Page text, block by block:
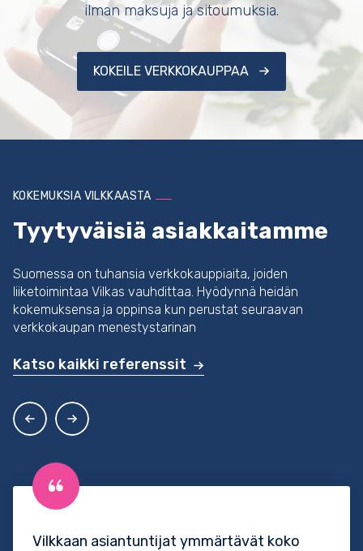
ilman maksuja ja sitoumuksia.
KOKEILE VERKKOKAUPPAA
KOKEMUKSIA VILKKAASTA
Tyytyväisiä asiakkaitamme
Suomessa on tuhansia verkkokauppiaita, joiden
liiketoimintaa Vilkas vauhdittaa. Hyödynnä heidän
kokemuksensa ja oppinsa kun perustat seuraavan
verkkokaupan menestystarinan
Katso kaikki referenssit
Vilkkaan asiantuntijat ymmärtävät koko